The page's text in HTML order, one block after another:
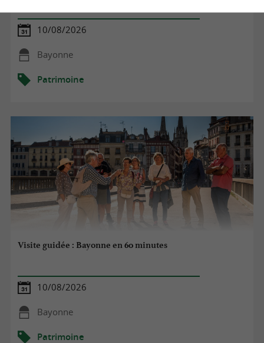
10/08/2026
Bayonne
Patrimoine
Visite guidée : Bayonne en 60 minutes
10/08/2026
Bayonne
Patrimoine